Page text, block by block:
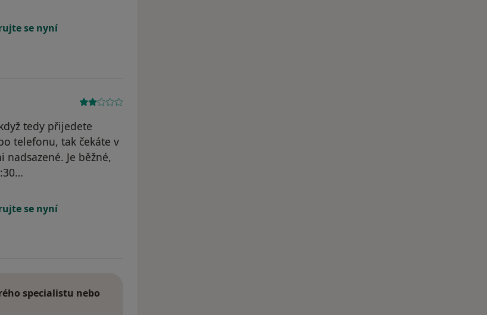
se nyní
tedy přijedete
telefonu, tak čekáte v
Je běžné,
se nyní
specialistu nebo